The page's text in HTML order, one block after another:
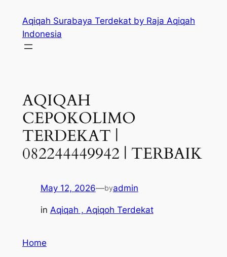
content
Aqiqah Surabaya Terdekat by Raja Aqiqah
Indonesia
AQIQAH
CEPOKOLIMO
TERDEKAT |
082244449942 | TERBAIK
May 12, 2026—byadmin
in Aqiqah , Aqiqoh Terdekat
Home